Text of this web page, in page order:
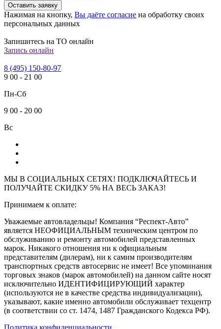
Оставить заявку
Нажимая на кнопку, Вы даёте согласие на обработку своих
персональных данных
Запишитесь на ТО онлайн
Запись онлайн
8 (495) 150-80-97
9 00 - 21 00
Пн-Сб
9 00 - 20 00
Вс
МЫ В СОЦИАЛЬНЫХ СЕТЯХ! ПОДКЛЮЧАЙТЕСЬ И
ПОЛУЧАЙТЕ СКИДКУ 5% НА ВЕСЬ ЗАКАЗ!
Принимаем к оплате:
Уважаемые автовладельцы! Компания “Респект-Авто”
является НЕОФИЦИАЛЬНЫМ техническим центром по
обслуживанию и ремонту автомобилей представленных
марок. Никакого отношения ни к официальным
представителям (дилерам), ни к самим производителям
транспортных средств автосервис не имеет! Все упоминания
торговых знаков (марок автомобилей) на данном сайте носят
исключительно ИДЕНТИФИЦИРУЮЩИЙ характер
(используются не в качестве средства индивидуализации),
указывают, какие именно автомобили обслуживает техцентр
(в соответствии со ст. 1474, 1487 Гражданского Кодекса РФ).
Политика конфиденциальности